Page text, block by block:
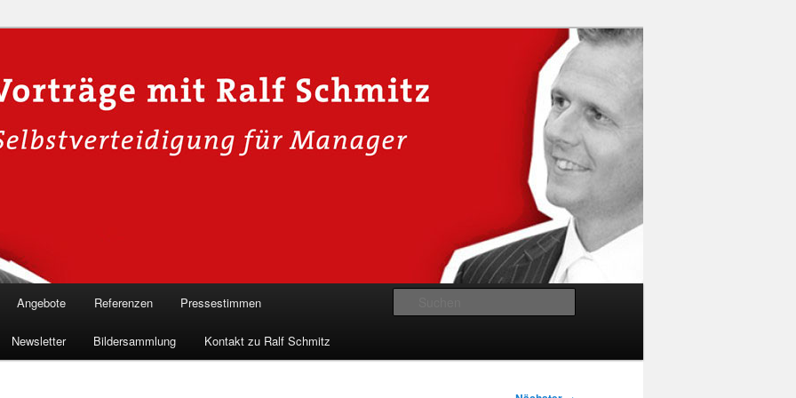
für Hackervorträge &
🛡️
in die Welt der Cybersicherheit mit Ralf Schmitz. Erleben Sie Live-
& schützen Sie sich effektiv.
Angebote Referenzen Pressestimmen
Newsletter Bildersammlung Kontakt zu Ralf Schmitz